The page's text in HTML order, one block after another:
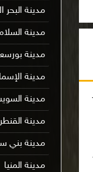
مدينة البحر
مدينة
مدينة
مدينة
مدينة
مدينة
مدينة بني
مدينة المنيا